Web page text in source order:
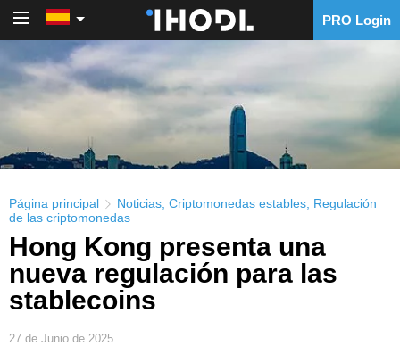
PRO Login
Página principal Noticias Criptomonedas estables Regulación
de las criptomonedas
Hong Kong presenta una
nueva regulación para las
stablecoins
27 de Junio de 2025